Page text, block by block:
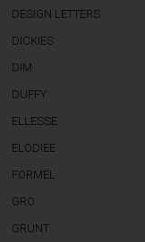
DESIGN LETTERS
DICKIES
DIM
DUFFY
ELLESSE
ELODIEE
FORMËL
GRO
GRUNT